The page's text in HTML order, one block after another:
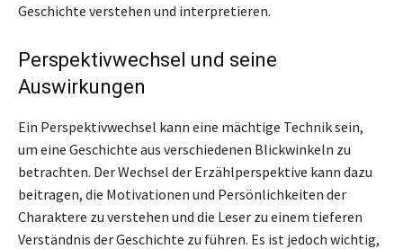
Geschichte verstehen und interpretieren.
Perspektivwechsel und seine
Auswirkungen
Ein Perspektivwechsel kann eine mächtige Technik sein,
um eine Geschichte aus verschiedenen Blickwinkeln zu
betrachten. Der Wechsel der Erzählperspektive kann dazu
beitragen, die Motivationen und Persönlichkeiten der
Charaktere zu verstehen und die Leser zu einem tieferen
Verständnis der Geschichte zu führen. Es ist jedoch wichtig,